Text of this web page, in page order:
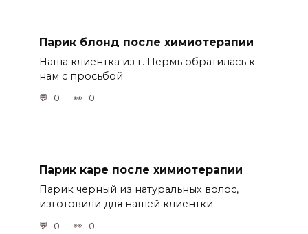
Парик блонд после химиотерапии
Наша клиентка из г. Пермь обратилась к
нам с просьбой
0 0
Парик каре после химиотерапии
Парик черный из натуральных волос,
изготовили для нашей клиентки.
0 0